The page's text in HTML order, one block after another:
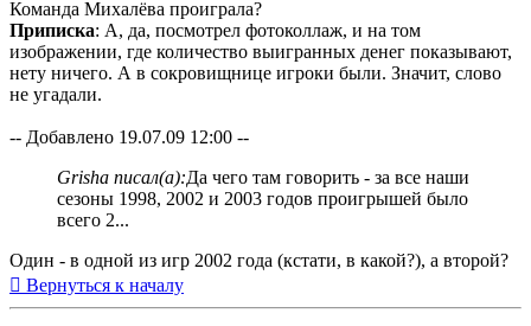
Команда Михалёва проиграла?
Приписка: А, да, посмотрел фотоколлаж, и на том
изображении, где количество выигранных денег показывают,
нету ничего. А в сокровищнице игроки были. Значит, слово
не угадали.
-- Добавлено 19.07.09 12:00 --
Grisha писал(а):Да чего там говорить - за все наши
сезоны 1998, 2002 и 2003 годов проигрышей было
всего 2...
Один - в одной из игр 2002 года (кстати, в какой?), а второй?
Вернуться к началу